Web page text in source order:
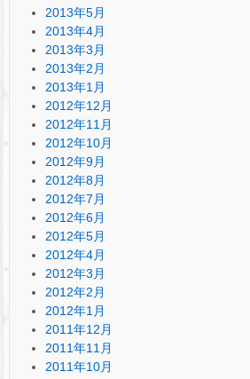
2013年5月
2013年4月
2013年3月
2013年2月
2013年1月
2012年12月
2012年11月
2012年10月
2012年9月
2012年8月
2012年7月
2012年6月
2012年5月
2012年4月
2012年3月
2012年2月
2012年1月
2011年12月
2011年11月
2011年10月